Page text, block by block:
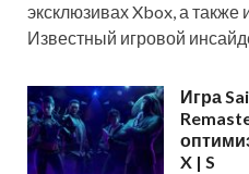
эксклюзивах Xbox, а
Известный игровой
Игра
X | S